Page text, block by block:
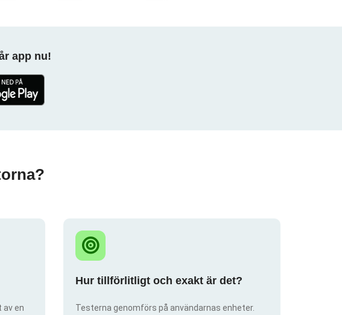
app nu!
en
Hur tillförlitligt och exakt är det?
Testerna genomförs på användarnas enheter.